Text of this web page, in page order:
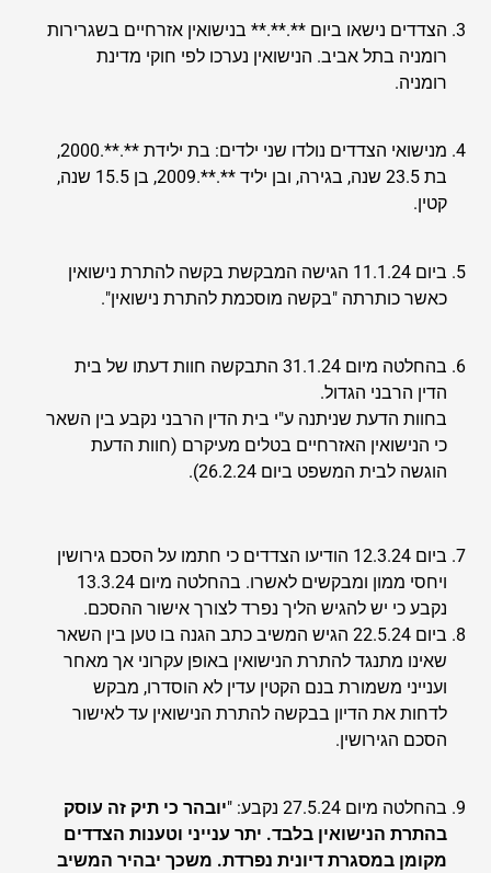
הצדדים נישאו ביום **.**.** בנישואין אזרחיים בשגרירות
רומניה בתל אביב. הנישואין נערכו לפי חוקי מדינת
רומניה.
מנישואי הצדדים נולדו שני ילדים: בת ילידת **.**.2000,
בת 23.5 שנה, בגירה, ובן יליד **.**.2009, בן 15.5 שנה,
קטין.
ביום 11.1.24 הגישה המבקשת בקשה להתרת נישואין
כאשר כותרתה "בקשה מוסכמת להתרת נישואין".
בהחלטה מיום 31.1.24 התבקשה חוות דעתו של בית
הדין הרבני הגדול.
בחוות הדעת שניתנה ע"י בית הדין הרבני נקבע בין השאר
כי הנישואין האזרחיים בטלים מעיקרם (חוות הדעת
הוגשה לבית המשפט ביום 26.2.24).
ביום 12.3.24 הודיעו הצדדים כי חתמו על הסכם גירושין
ויחסי ממון ומבקשים לאשרו. בהחלטה מיום 13.3.24
נקבע כי יש להגיש הליך נפרד לצורך אישור ההסכם.
ביום 22.5.24 הגיש המשיב כתב הגנה בו טען בין השאר
שאינו מתנגד להתרת הנישואין באופן עקרוני אך מאחר
וענייני משמורת בנם הקטין עדין לא הוסדרו, מבקש
לדחות את הדיון בבקשה להתרת הנישואין עד לאישור
הסכם הגירושין.
בהחלטה מיום 27.5.24 נקבע: "
יובהר כי תיק זה עוסק
בהתרת הנישואין בלבד. יתר ענייני וטענות הצדדים
מקומן במסגרת דיונית נפרדת. משכך יבהיר המשיב